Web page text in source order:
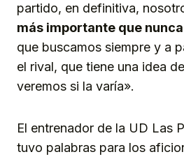
partido, en definitiva,
más importante que nunca
que buscamos siempre y a
el rival, que tiene una idea
veremos si la varía».
El entrenador de la UD Las
tuvo palabras para los